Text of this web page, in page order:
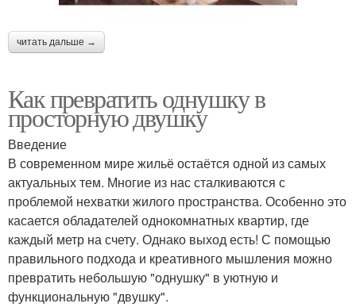
читать дальше →
Как превратить однушку в
просторную двушку
Введение
В современном мире жильё остаётся одной из самых
актуальных тем. Многие из нас сталкиваются с
проблемой нехватки жилого пространства. Особенно это
касается обладателей однокомнатных квартир, где
каждый метр на счету. Однако выход есть! С помощью
правильного подхода и креативного мышления можно
превратить небольшую "однушку" в уютную и
функциональную "двушку".